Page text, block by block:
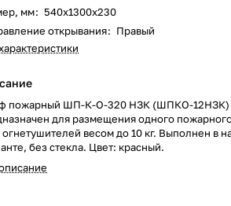
мм: 540х1300х230
открывания: Правый
пожарный ШП-К-О-320 НЗК (ШПКО-12НЗК)
для размещения одного
огнетушителей весом до 10 кг. Выполнен в
без стекла. Цвет: красный.